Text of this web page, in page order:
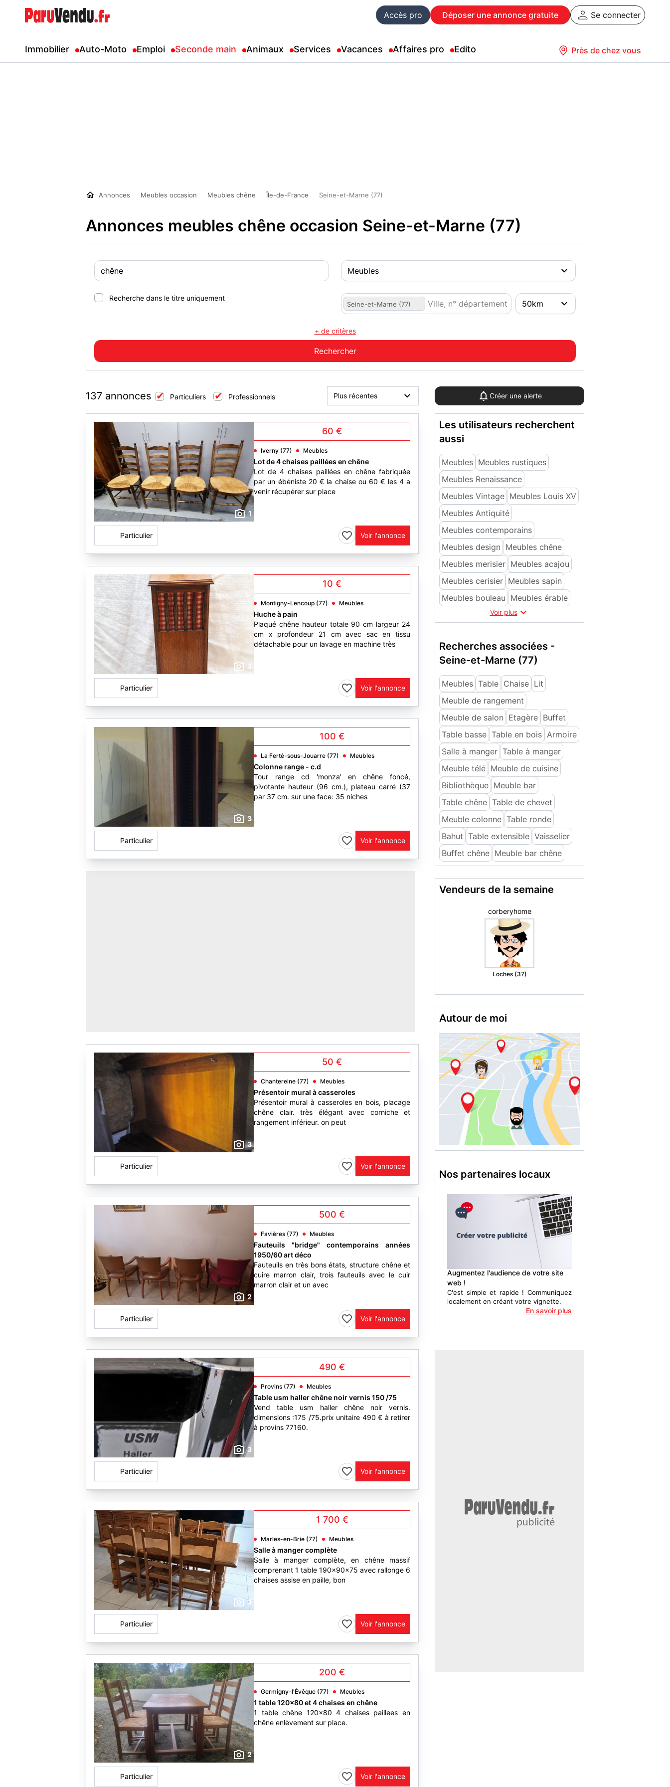
Accès pro Déposer une annonce gratuite Se connecter
Immobilier Auto-Moto Emploi Seconde main Animaux Services Vacances Affaires pro Edito Près de chez vous
Annonces Meubles occasion Meubles chêne Île-de-France Seine-et-Marne (77)
Annonces meubles chêne occasion Seine-et-Marne (77)
Recherche dans le titre uniquement
Seine-et-Marne (77)
+ de critères
137 annonces Particuliers Professionnels Créer une alerte
1
60 €
Iverny (77) Meubles
Lot de 4 chaises paillées en chêne
Lot de 4 chaises paillées en chêne fabriquée
par un ébéniste 20 € la chaise ou 60 € les 4 a
venir récupérer sur place
Particulier Voir l'annonce
3
10 €
Montigny-Lencoup (77) Meubles
Huche à pain
Plaqué chêne hauteur totale 90 cm largeur 24
cm x profondeur 21 cm avec sac en tissu
détachable pour un lavage en machine très
Particulier Voir l'annonce
3
100 €
La Ferté-sous-Jouarre (77) Meubles
Colonne range - c.d
Tour range cd 'monza' en chêne foncé,
pivotante hauteur (96 cm.), plateau carré (37
par 37 cm. sur une face: 35 niches
Particulier Voir l'annonce
3
50 €
Chantereine (77) Meubles
Présentoir mural à casseroles
Présentoir mural à casseroles en bois, placage
chêne clair. très élégant avec corniche et
rangement inférieur. on peut
Particulier Voir l'annonce
2
500 €
Favières (77) Meubles
Fauteuils "bridge" contemporains années
1950/60 art déco
Fauteuils en très bons états, structure chêne et
cuire marron clair, trois fauteuils avec le cuir
marron clair et un avec
Particulier Voir l'annonce
3
490 €
Provins (77) Meubles
Table usm haller chêne noir vernis 150 /75
Vend table usm haller chêne noir vernis.
dimensions :175 /75.prix unitaire 490 € à retirer
à provins 77160.
Particulier Voir l'annonce
3
1 700 €
Marles-en-Brie (77) Meubles
Salle à manger complète
Salle à manger complète, en chêne massif
comprenant 1 table 190x90x75 avec rallonge 6
chaises assise en paille, bon
Particulier Voir l'annonce
2
200 €
Germigny-l'Évêque (77) Meubles
1 table 120x80 et 4 chaises en chêne
1 table chêne 120x80 4 chaises paillees en
chêne enlèvement sur place.
Particulier Voir l'annonce
Les utilisateurs recherchent
aussi
Meubles Meubles rustiques
Meubles Renaissance
Meubles Vintage Meubles Louis XV
Meubles Antiquité
Meubles contemporains
Meubles design Meubles chêne
Meubles merisier Meubles acajou
Meubles cerisier Meubles sapin
Meubles bouleau Meubles érable
Voir plus
Recherches associées -
Seine-et-Marne (77)
Meubles Table Chaise Lit
Meuble de rangement
Meuble de salon Etagère Buffet
Table basse Table en bois Armoire
Salle à manger Table à manger
Meuble télé Meuble de cuisine
Bibliothèque Meuble bar
Table chêne Table de chevet
Meuble colonne Table ronde
Bahut Table extensible Vaisselier
Buffet chêne Meuble bar chêne
Vendeurs de la semaine
Marie christine
M.
Autour de moi
Nos partenaires locaux
Augmentez l'audience de votre site
web !
C'est simple et rapide ! Communiquez
localement en créant votre vignette.